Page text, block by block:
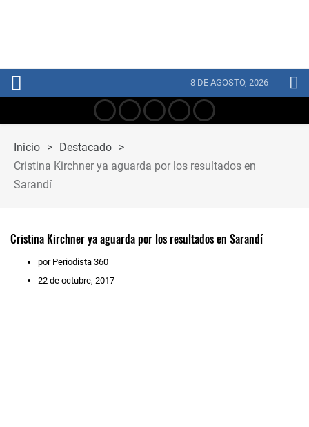
8 DE AGOSTO, 2026
Inicio > Destacado >
Cristina Kirchner ya aguarda por los resultados en
Sarandí
Cristina Kirchner ya aguarda por los resultados en Sarandí
por Periodista 360
22 de octubre, 2017